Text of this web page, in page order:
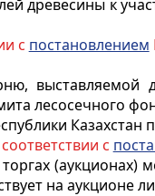
древесины к
с постановлением
выставляемой
лесосечного
с
на аукционе